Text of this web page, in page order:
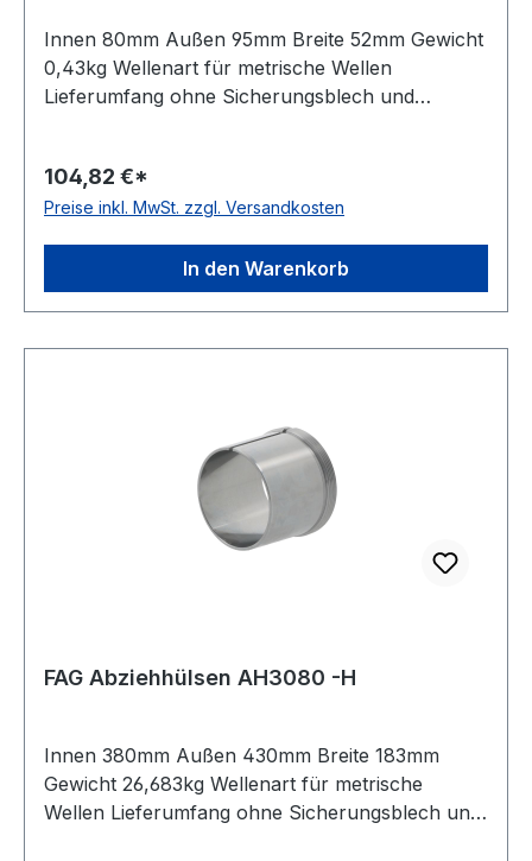
Innen 80mm Außen 95mm Breite 52mm Gewicht
0,43kg Wellenart für metrische Wellen
Lieferumfang ohne Sicherungsblech und
104,82 €*
Preise inkl. MwSt. zzgl. Versandkosten
In den Warenkorb
FAG Abziehhülsen AH3080 -H
Innen 380mm Außen 430mm Breite 183mm
Gewicht 26,683kg Wellenart für metrische
Wellen Lieferumfang ohne Sicherungsblech und